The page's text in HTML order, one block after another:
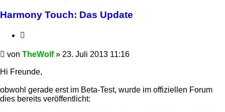
Harmony Touch: Das Update
Beitrag
von TheWolf» 23. Juli 2013 11:16
Hi Freunde,
obwohl gerade erst im Beta-Test, wurde im offiziellen Forum
dies bereits veröffentlicht: